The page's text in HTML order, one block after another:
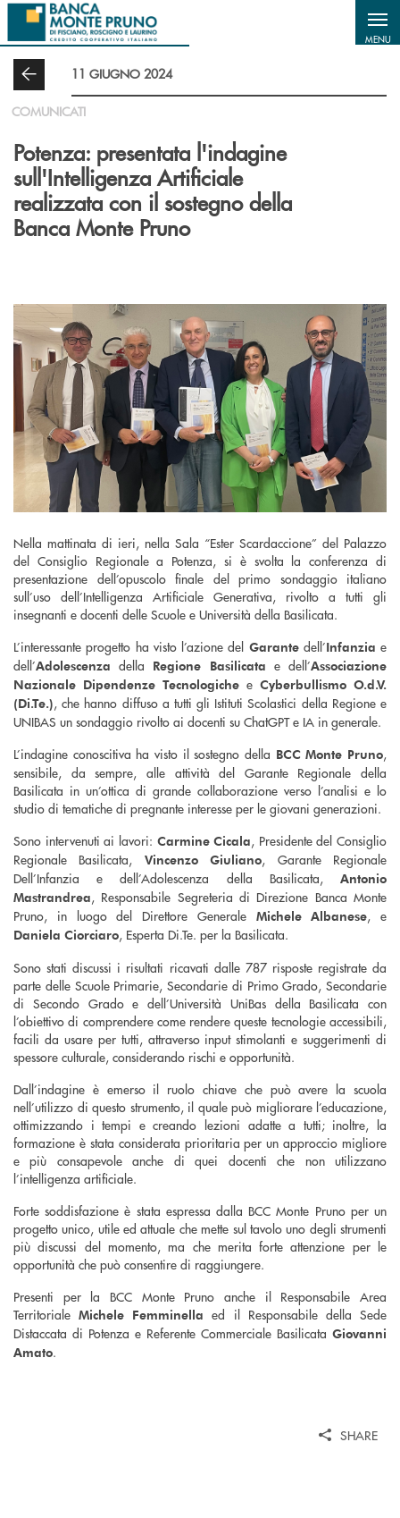
Salta al contenuto principale
MENU
11 GIUGNO 2024
COMUNICATI
Potenza: presentata l'indagine
sull'Intelligenza Artificiale
realizzata con il sostegno della
Banca Monte Pruno
Nella mattinata di ieri, nella Sala “Ester Scardaccione” del Palazzo
del Consiglio Regionale a Potenza, si è svolta la conferenza di
presentazione dell’opuscolo finale del primo sondaggio italiano
sull’uso dell’Intelligenza Artificiale Generativa, rivolto a tutti gli
insegnanti e docenti delle Scuole e Università della Basilicata.
L’interessante progetto ha visto l’azione del Garante dell’Infanzia e
dell’Adolescenza della Regione Basilicata e dell’Associazione
Nazionale Dipendenze Tecnologiche e Cyberbullismo O.d.V.
(Di.Te.), che hanno diffuso a tutti gli Istituti Scolastici della Regione e
UNIBAS un sondaggio rivolto ai docenti su ChatGPT e IA in generale.
L’indagine conoscitiva ha visto il sostegno della BCC Monte Pruno,
sensibile, da sempre, alle attività del Garante Regionale della
Basilicata in un’ottica di grande collaborazione verso l’analisi e lo
studio di tematiche di pregnante interesse per le giovani generazioni.
Sono intervenuti ai lavori: Carmine Cicala, Presidente del Consiglio
Regionale Basilicata, Vincenzo Giuliano, Garante Regionale
Dell’Infanzia e dell’Adolescenza della Basilicata, Antonio
Mastrandrea, Responsabile Segreteria di Direzione Banca Monte
Pruno, in luogo del Direttore Generale Michele Albanese, e
Daniela Ciorciaro, Esperta Di.Te. per la Basilicata.
Sono stati discussi i risultati ricavati dalle 787 risposte registrate da
parte delle Scuole Primarie, Secondarie di Primo Grado, Secondarie
di Secondo Grado e dell’Università UniBas della Basilicata con
l’obiettivo di comprendere come rendere queste tecnologie accessibili,
facili da usare per tutti, attraverso input stimolanti e suggerimenti di
spessore culturale, considerando rischi e opportunità.
Dall’indagine è emerso il ruolo chiave che può avere la scuola
nell’utilizzo di questo strumento, il quale può migliorare l’educazione,
ottimizzando i tempi e creando lezioni adatte a tutti; inoltre, la
formazione è stata considerata prioritaria per un approccio migliore
e più consapevole anche di quei docenti che non utilizzano
l’intelligenza artificiale.
Forte soddisfazione è stata espressa dalla BCC Monte Pruno per un
progetto unico, utile ed attuale che mette sul tavolo uno degli strumenti
più discussi del momento, ma che merita forte attenzione per le
opportunità che può consentire di raggiungere.
Presenti per la BCC Monte Pruno anche il Responsabile Area
TerritorialeMichele Femminella ed il Responsabile della Sede
Distaccata di Potenza e Referente Commerciale Basilicata Giovanni
Amato.
SHARE